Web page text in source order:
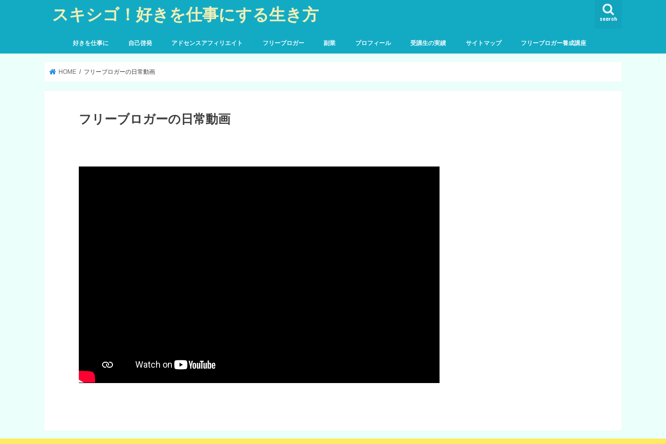
スキシゴ！好きを仕事にする生き方 search
好きを仕事に 自己啓発 アドセンスアフィリエイト フリーブロガー 副業 プロフィール 受講生の実績 サイトマップ フリーブロガー養成講座
HOME フリーブロガーの日常動画
フリーブロガーの日常動画